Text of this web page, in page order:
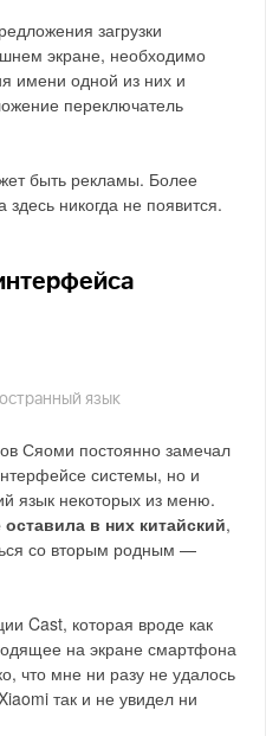
загрузки
экране, необходимо
имени одной из них и
переключатель
быть рекламы. Более
здесь никогда не появится.
язык
Сяоми постоянно замечал
системы, но и
язык некоторых из меню.
оставила в них китайский,
со вторым родным —
Cast, которая вроде как
на экране смартфона
что мне ни разу не удалось
так и не увидел ни